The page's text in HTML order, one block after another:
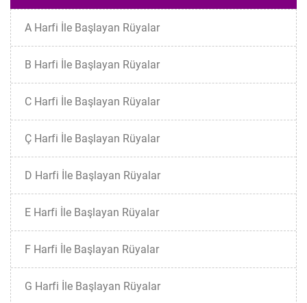
A Harfi İle Başlayan Rüyalar
B Harfi İle Başlayan Rüyalar
C Harfi İle Başlayan Rüyalar
Ç Harfi İle Başlayan Rüyalar
D Harfi İle Başlayan Rüyalar
E Harfi İle Başlayan Rüyalar
F Harfi İle Başlayan Rüyalar
G Harfi İle Başlayan Rüyalar